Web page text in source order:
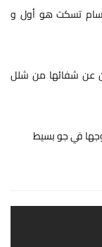
تسكت هو أول و
عن شفائها من شلل
في جو بسيط